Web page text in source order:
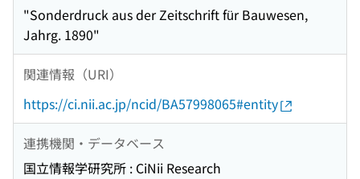
"Sonderdruck aus der Zeitschrift für Bauwesen,
Jahrg. 1890"
関連情報（URI）
https://ci.nii.ac.jp/ncid/BA57998065#entity
連携機関・データベース
国立情報学研究所 : CiNii Research